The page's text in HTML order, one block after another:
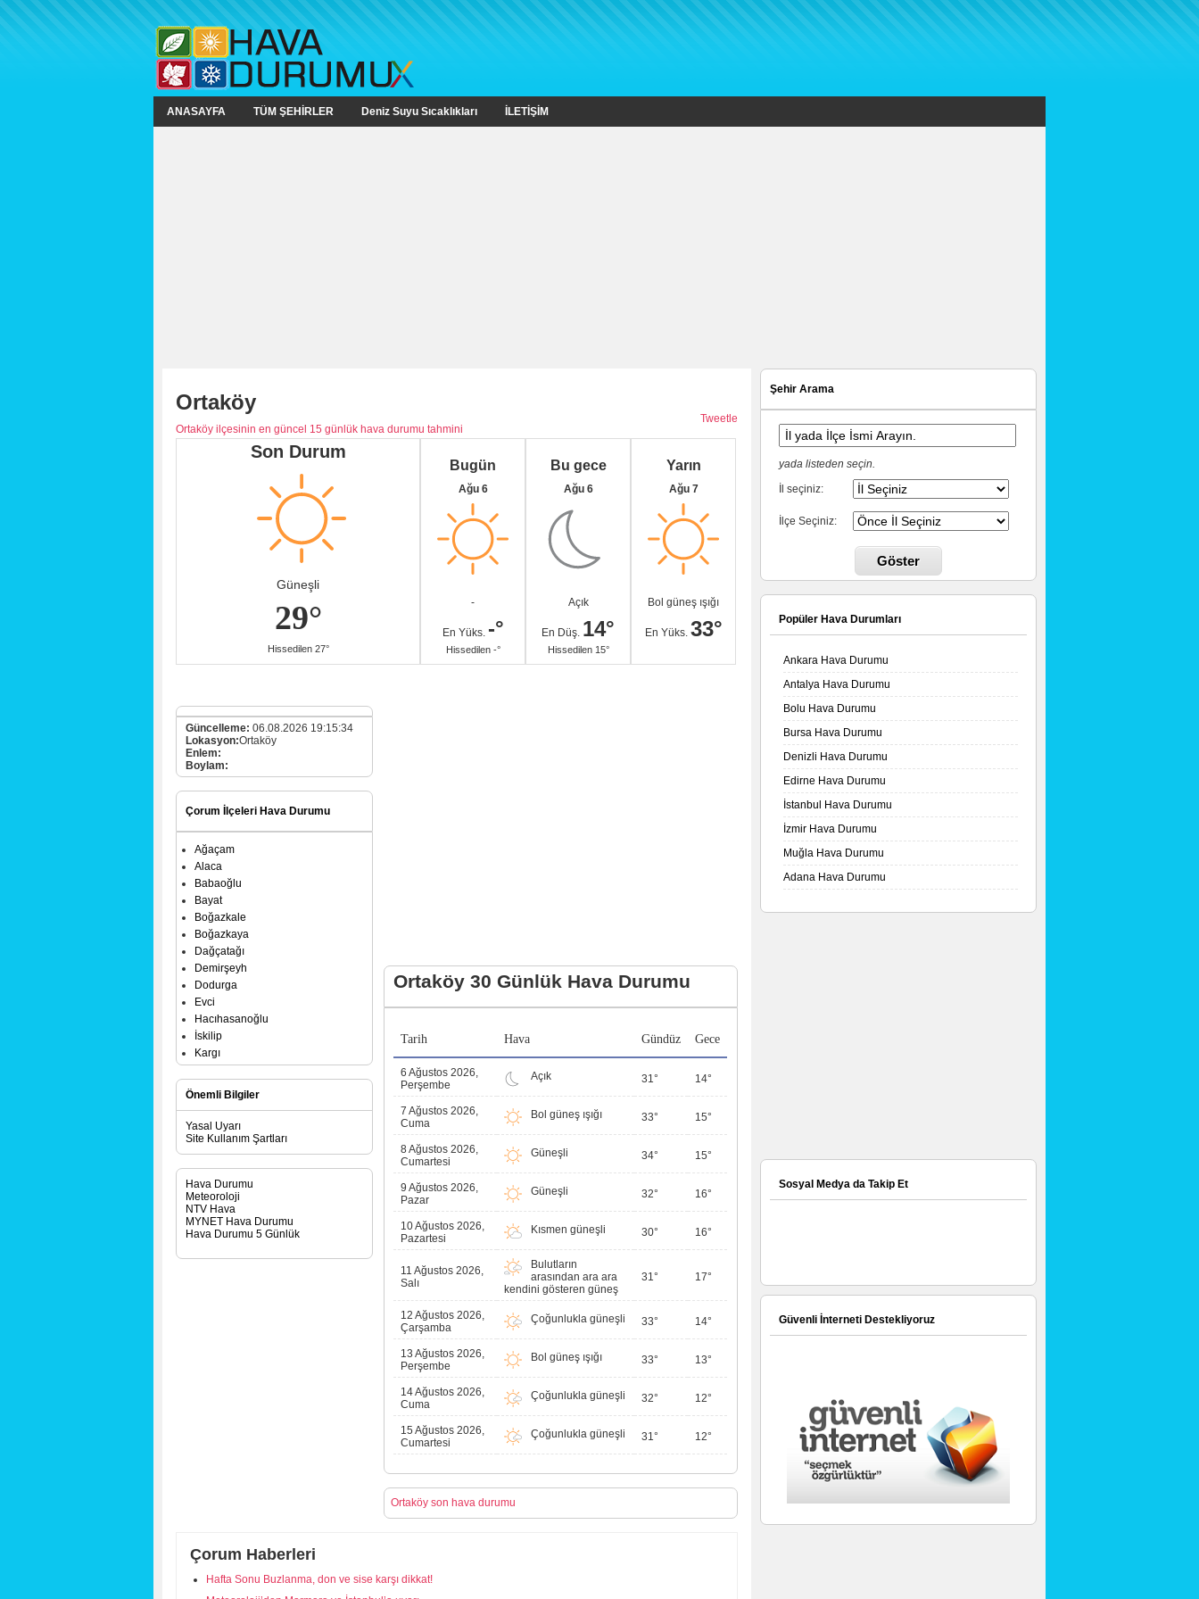
ANASAYFA TÜM ŞEHİRLER Deniz Suyu Sıcaklıkları İLETİŞİM
Ortaköy
Ortaköy ilçesinin en güncel 15 günlük hava durumu tahmini
Tweetle
Ortaköy 30 Günlük Hava Durumu
Tarih Hava Gündüz Gece
6 Ağustos 2026,
Perşembe
Açık 31° 14°
7 Ağustos 2026,
Cuma
Bol güneş ışığı 33° 15°
8 Ağustos 2026,
Cumartesi
Güneşli 34° 15°
9 Ağustos 2026,
Pazar
Güneşli 32° 16°
10 Ağustos 2026,
Pazartesi
Kısmen güneşli 30° 16°
11 Ağustos 2026,
Salı
Bulutların
arasından ara ara
kendini gösteren güneş
31° 17°
12 Ağustos 2026,
Çarşamba
Çoğunlukla güneşli 33° 14°
13 Ağustos 2026,
Perşembe
Bol güneş ışığı 33° 13°
14 Ağustos 2026,
Cuma
Çoğunlukla güneşli 32° 12°
15 Ağustos 2026,
Cumartesi
Çoğunlukla güneşli 31° 12°
Ortaköy son hava durumu
Son Durum
Güneşli
29°
Hissedilen 27°
Bugün
Ağu 6
-
En Yüks. -°
Hissedilen -°
Bu gece
Ağu 6
Açık
En Düş. 14°
Hissedilen 15°
Yarın
Ağu 7
Bol güneş ışığı
En Yüks. 33°
Güncelleme: 06.08.2026 19:15:34
Lokasyon:Ortaköy
Enlem:
Boylam:
Çorum İlçeleri Hava Durumu
Ağaçam
Alaca
Babaoğlu
Bayat
Boğazkale
Boğazkaya
Dağçatağı
Demirşeyh
Dodurga
Evci
Hacıhasanoğlu
İskilip
Kargı
Ortaköy
Osmancık
Sungurlu
Uğurludağ
Önemli Bilgiler
Yasal Uyarı
Site Kullanım Şartları
Hava Durumu
Meteoroloji
NTV Hava
MYNET Hava Durumu
Hava Durumu 5 Günlük
Çorum Haberleri
Hafta Sonu Buzlanma, don ve sise karşı dikkat!
Şehir Arama
yada listeden seçin.
İl seçiniz:
İlçe Seçiniz:
Göster
Popüler Hava Durumları
Ankara Hava Durumu
Antalya Hava Durumu
Bolu Hava Durumu
Bursa Hava Durumu
Denizli Hava Durumu
Edirne Hava Durumu
İstanbul Hava Durumu
İzmir Hava Durumu
Muğla Hava Durumu
Adana Hava Durumu
Sosyal Medya da Takip Et
Güvenli İnterneti Destekliyoruz